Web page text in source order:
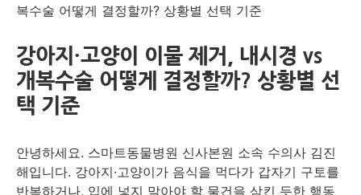
복수술 어떻게 결정할까? 상황별 선택 기준
강아지·고양이 이물 제거, 내시경 vs
개복수술 어떻게 결정할까? 상황별 선
택 기준
안녕하세요. 스마트동물병원 신사본원 소속 수의사 김진
해입니다. 강아지·고양이가 음식을 먹다가 갑자기 구토를
반복하거나, 입에 넣지 말아야 할 물건을 삼킨 듯한 행동